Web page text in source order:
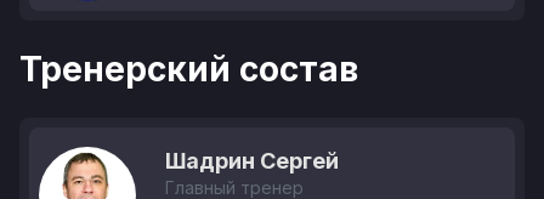
Тренерский состав
Шадрин Сергей
Главный тренер